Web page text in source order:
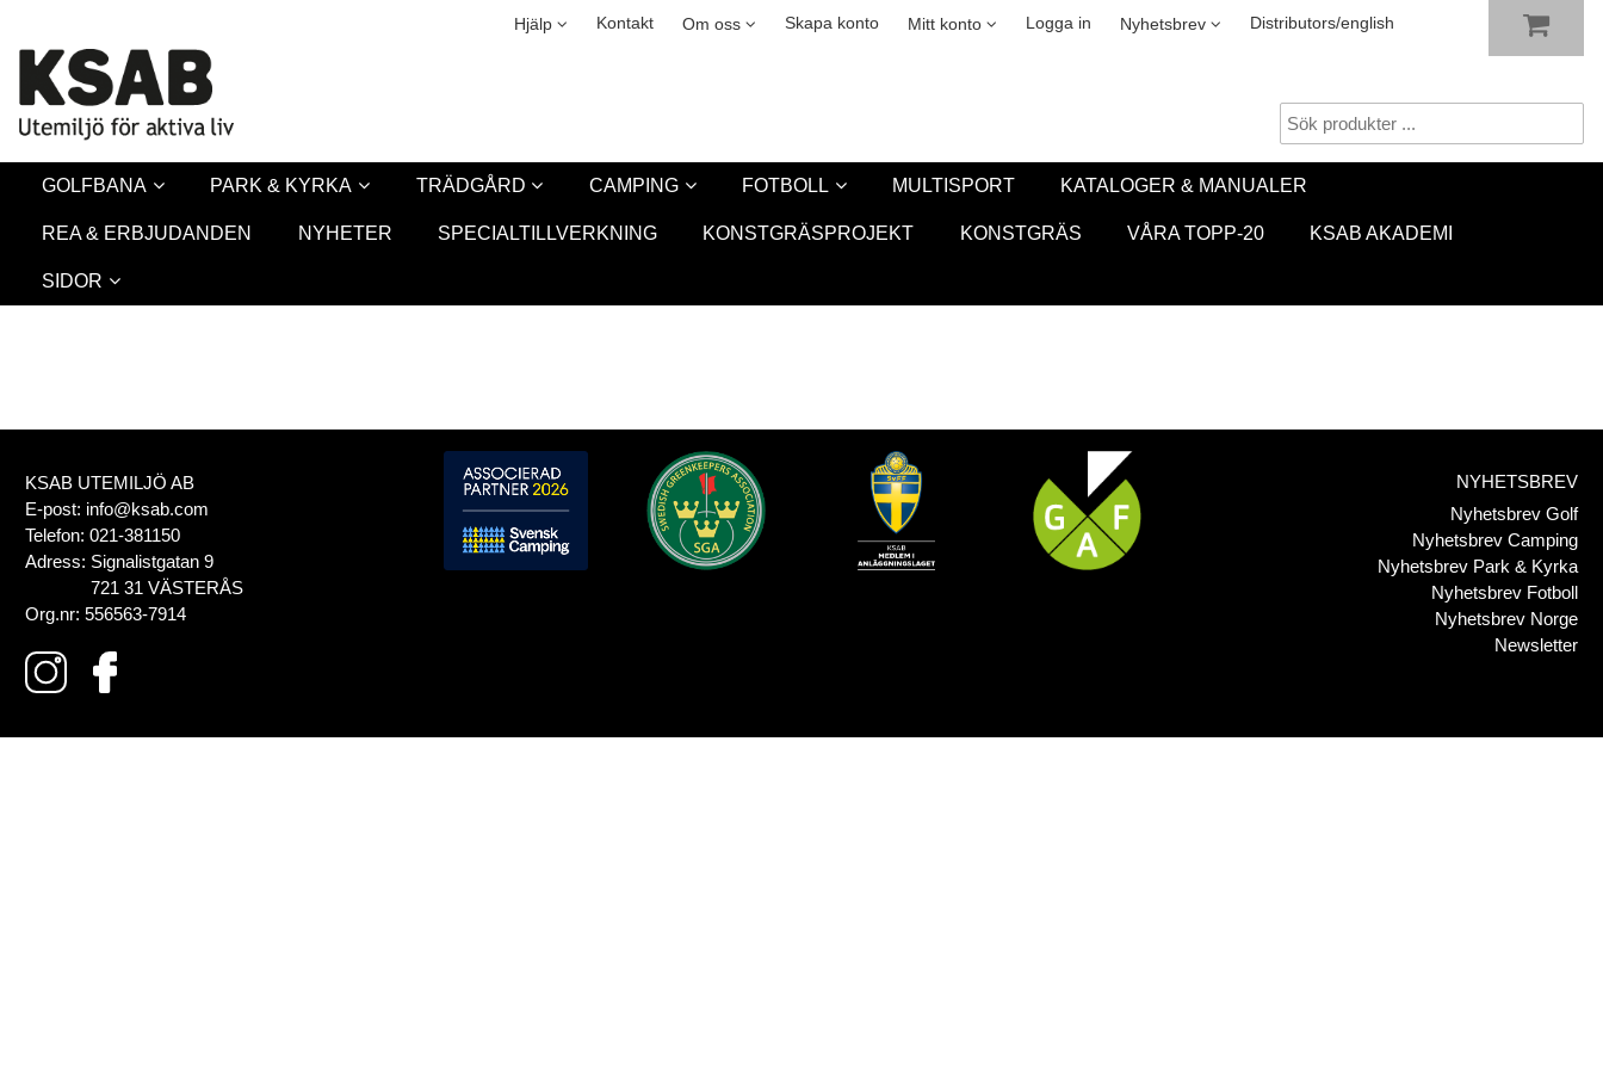
Hjälp
Säkerhet & Cookies Kontakt Om oss
Leasing Skapa konto Mitt konto Logga in Nyhetsbrev
Newsletter Distributors/english
GOLFBANA PARK & KYRKA TRÄDGÅRD CAMPING FOTBOLL MULTISPORT KATALOGER & MANUALER
REA & ERBJUDANDEN NYHETER SPECIALTILLVERKNING KONSTGRÄSPROJEKT KONSTGRÄS VÅRA TOPP-20 KSAB AKADEMI
SIDOR
KSAB UTEMILJÖ AB
E-post: info@ksab.com
Telefon: 021-381150
Adress: Signalistgatan 9
721 31 VÄSTERÅS
Org.nr: 556563-7914
NYHETSBREV
Nyhetsbrev Golf
Nyhetsbrev Camping
Nyhetsbrev Park & Kyrka
Nyhetsbrev Fotboll
Nyhetsbrev Norge
Newsletter